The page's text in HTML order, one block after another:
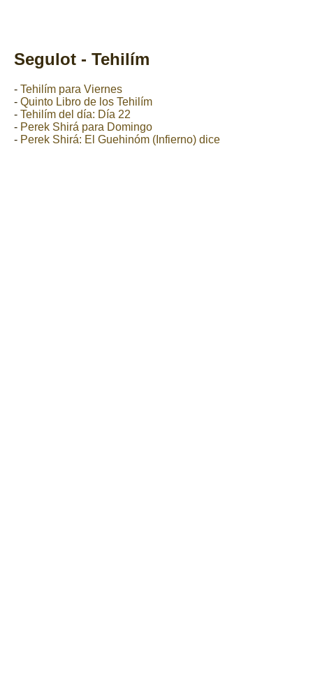
Segulot - Tehilím
- Tehilím para Viernes
- Quinto Libro de los Tehilím
- Tehilím del día: Día 22
- Perek Shirá para Domingo
- Perek Shirá: El Guehinóm (Infierno) dice